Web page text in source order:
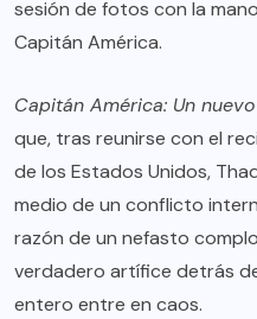
sesión de fotos con la
Capitán América.
Capitán América: Un
que, tras reunirse con el
de los Estados Unidos,
medio de un conflicto
razón de un nefasto
verdadero artífice detrás
entero entre en caos.